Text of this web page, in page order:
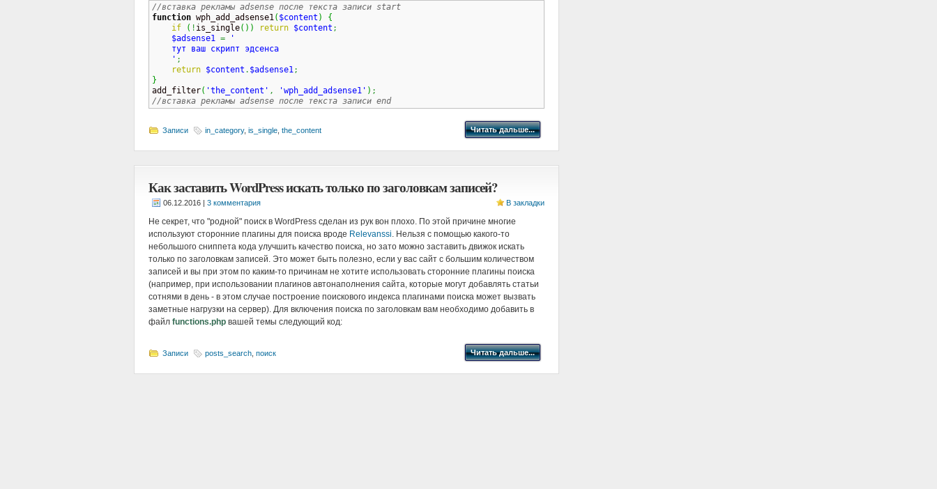
//вставка рекламы adsense после текста записи start
function wph_add_adsense1( $content )
{
if
( ! is_single( ) ) return $content ;
$adsense1 =
'
    тут ваш скрипт эдсенса
    '
;
return $content . $adsense1;
}
add_filter( 'the_content' , 'wph_add_adsense1' ) ;
//вставка рекламы adsense после текста записи end
Читать дальше...
Записи in_category, is_single the_content
Как заставить WordPress искать только по заголовкам записей?
| 3 комментария В закладки
Не секрет, что "родной" поиск в WordPress сделан из рук вон плохо. По этой причине многие
используют сторонние плагины для поиска вроде Relevanssi. Нельзя с помощью какого-то
небольшого сниппета кода улучшить качество поиска, но зато можно заставить движок искать
только по заголовкам записей. Это может быть полезно, если у вас сайт с большим количеством
записей и вы при этом по каким-то причинам не хотите использовать сторонние плагины поиска
(например, при использовании плагинов автонаполнения сайта, которые могут добавлять статьи
сотнями в день - в этом случае построение поискового индекса плагинами поиска может вызвать
заметные нагрузки на сервер). Для включения поиска по заголовкам вам необходимо добавить в
файл functions.php вашей темы следующий код:
Читать дальше...
Записи posts_search поиск